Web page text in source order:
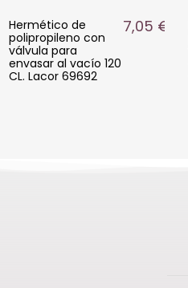
Hermético de
polipropileno con
válvula para
envasar al vacío 120
CL. Lacor 69692
7,05 €